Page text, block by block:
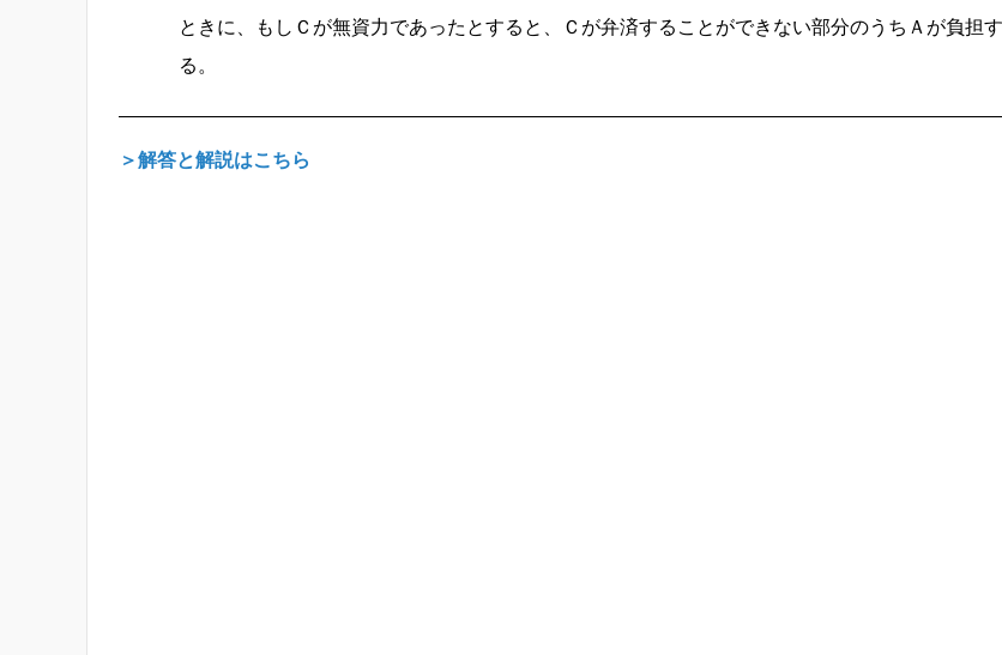
ときに、もしＣが無資力であったとすると、Ｃが弁済することができない部分のうちＡが負担
る。
＞解答と解説はこちら